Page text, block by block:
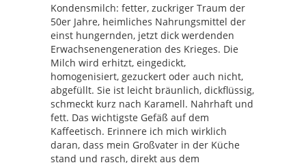
Kondensmilch: fetter, zuckriger Traum der
50er Jahre, heimliches Nahrungsmittel der
einst hungernden, jetzt dick werdenden
Erwachsenengeneration des Krieges. Die
Milch wird erhitzt, eingedickt,
homogenisiert, gezuckert oder auch nicht,
abgefüllt. Sie ist leicht bräunlich, dickflüssig,
schmeckt kurz nach Karamell. Nahrhaft und
fett. Das wichtigste Gefäß auf dem
Kaffeetisch. Erinnere ich mich wirklich
daran, dass mein Großvater in der Küche
stand und rasch, direkt aus dem